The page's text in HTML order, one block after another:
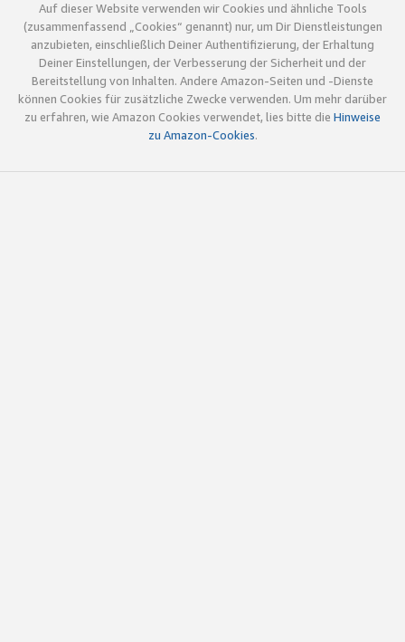
Auf dieser Website verwenden wir Cookies und ähnliche Tools
(zusammenfassend „Cookies“ genannt) nur, um Dir Dienstleistungen
anzubieten, einschließlich Deiner Authentifizierung, der Erhaltung
Deiner Einstellungen, der Verbesserung der Sicherheit und der
Bereitstellung von Inhalten. Andere Amazon-Seiten und -Dienste
können Cookies für zusätzliche Zwecke verwenden. Um mehr darüber
zu erfahren, wie Amazon Cookies verwendet, lies bitte die Hinweise
zu Amazon-Cookies.